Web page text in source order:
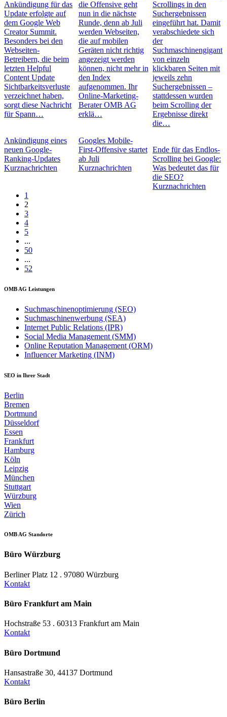
Ankündigung für das
Update erfolgte auf
dem Google Web
Creator Summit.
Besonders bei den
Webseiten-
Betreibern, die beim
letzten Helpful
Content Update
Sichtbarkeitsverluste
verzeichnet haben,
sorgt diese Nachricht
für Spann…
Ankündigung eines
neuen Google-
Ranking-Updates
Kurznachrichten
die Offensive geht
nun in die nächste
Runde, denn ab Juli
werden Webseiten,
die auf mobilen
Geräten nicht richtig
angezeigt werden
können, nicht mehr in
den Index
aufgenommen. Ihr
Online-Marketing-
Berater OMB AG
erklä…
Googles Mobile-
First-Offensive startet
ab Juli
Kurznachrichten
Scrollings in den
Suchergebnissen
eingeführt hat. Damit
verabschiedete sich
der
Suchmaschinengigant
von einzeln
klickbaren Seiten mit
jeweils zehn
Suchergebnissen –
stattdessen wurden
beim Scrolling der
Ergebnisse direkt
die…
Ende für das Endlos-
Scrolling bei Google:
Was bedeutet das für
die SEO?
Kurznachrichten
1
2
3
4
5
...
50
...
52
OMB AG Leistungen
Suchmaschinenoptimierung (SEO)
Suchmaschinenwerbung (SEA)
Internet Public Relations (IPR)
Social Media Management (SMM)
Online Reputation Management (ORM)
Influencer Marketing (INM)
SEO in Ihrer Stadt
Berlin
Bremen
Dortmund
Düsseldorf
Essen
Frankfurt
Hamburg
Köln
Leipzig
München
Stuttgart
Würzburg
Wien
Zürich
OMB AG Standorte
Büro Würzburg
Berliner Platz 12 . 97080 Würzburg
Kontakt
Büro Frankfurt am Main
Hochstraße 53 . 60313 Frankfurt am Main
Kontakt
Büro Dortmund
Hansastraße 30, 44137 Dortmund
Kontakt
Büro Berlin